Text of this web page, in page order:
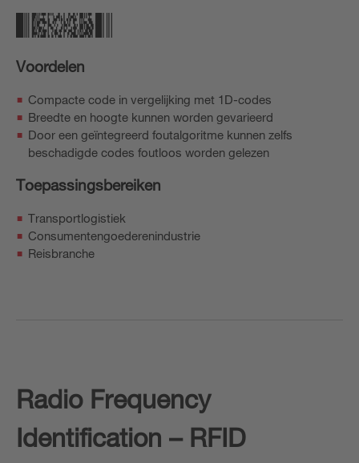
Voordelen
Compacte code in vergelijking met 1D-codes
Breedte en hoogte kunnen worden gevarieerd
Door een geïntegreerd foutalgoritme kunnen zelfs
beschadigde codes foutloos worden gelezen
Toepassingsbereiken
Transportlogistiek
Consumentengoederenindustrie
Reisbranche
Radio Frequency
Identification – RFID